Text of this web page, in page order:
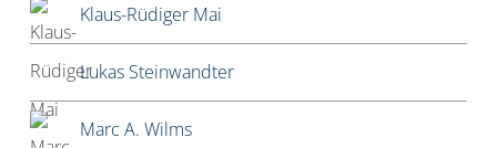
Klaus-Rüdiger Mai
Lukas Steinwandter
Marc A. Wilms